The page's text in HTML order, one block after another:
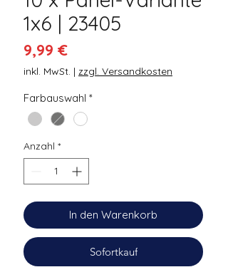
1x6 | 23405
9,99 €Preis
inkl. MwSt. | zzgl. Versandkosten
Farbauswahl *
Anzahl *
In den Warenkorb
Sofortkauf